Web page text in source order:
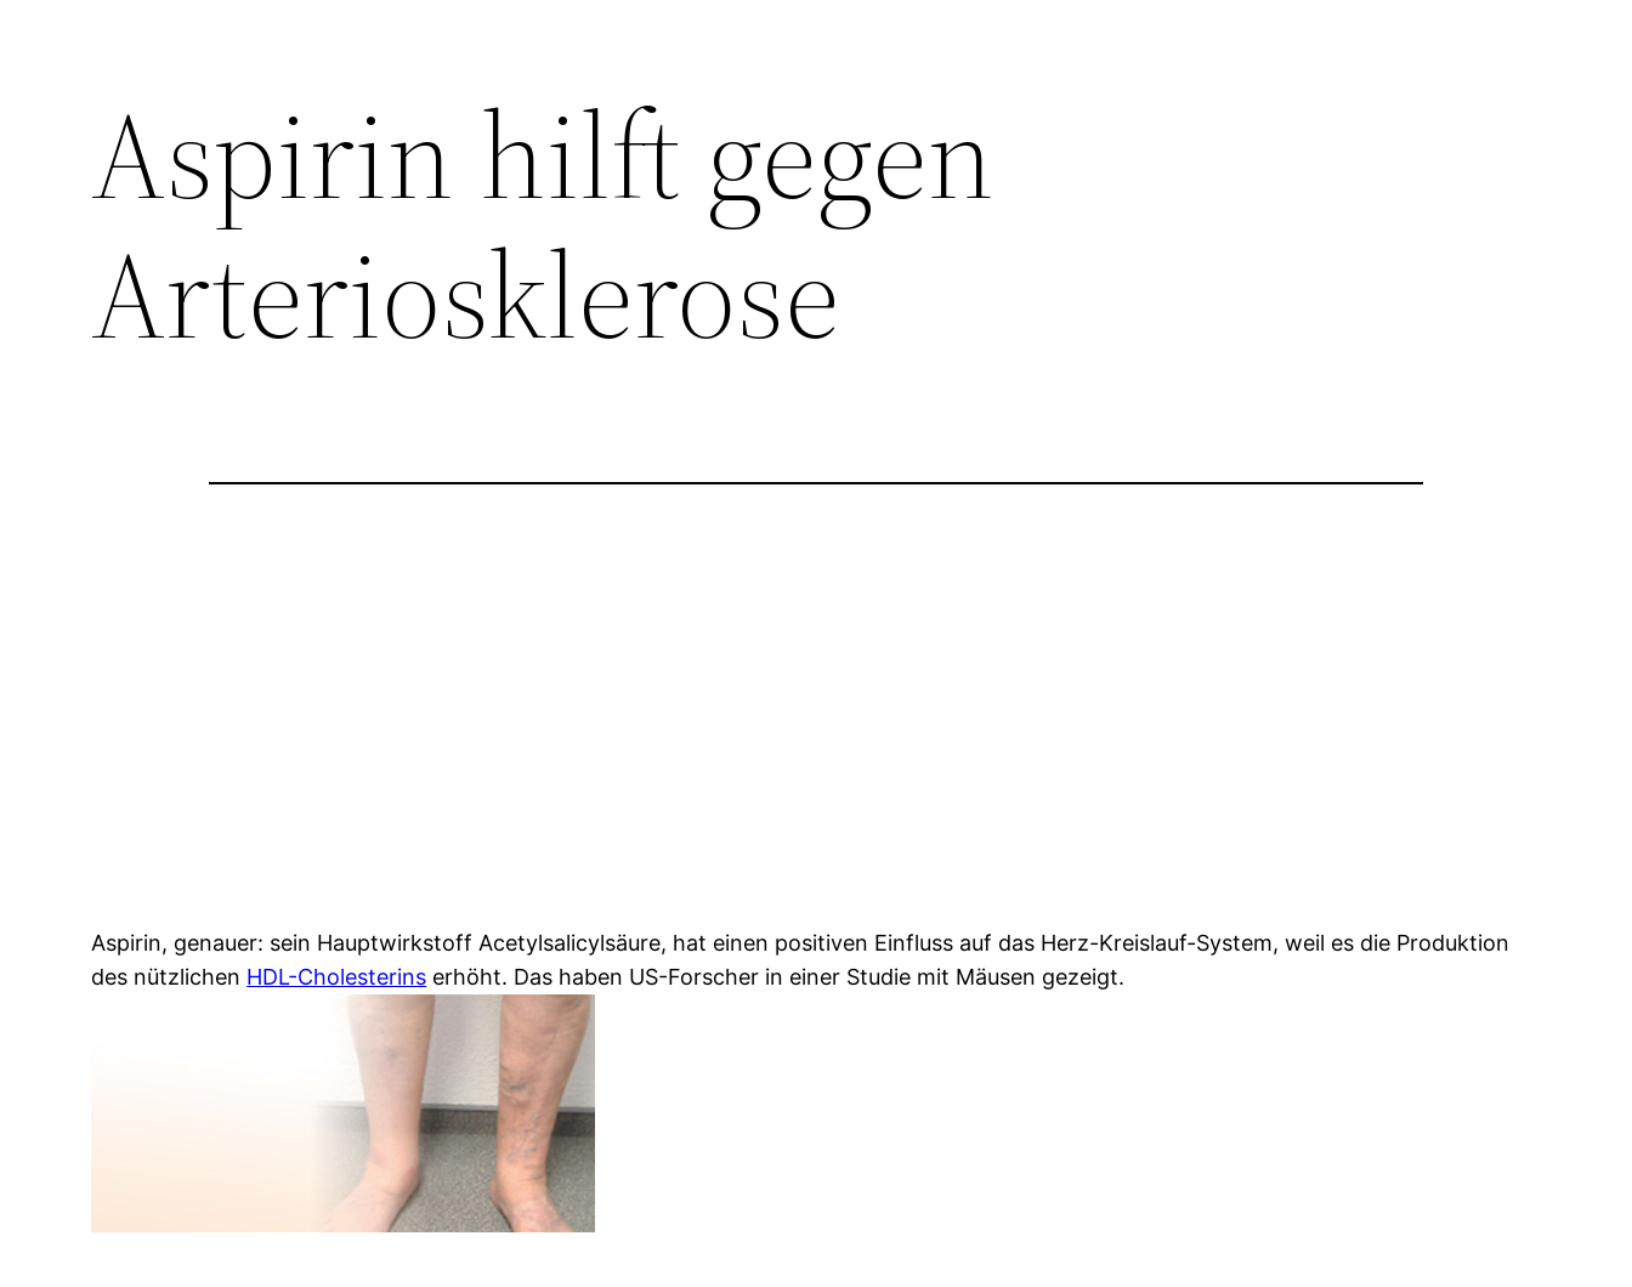
Aspirin hilft gegen
Arteriosklerose
Aspirin, genauer: sein Hauptwirkstoff Acetylsalicylsäure, hat einen positiven Einfluss auf das Herz-Kreislauf-System, weil es die Produktion
des nützlichen HDL-Cholesterins erhöht. Das haben US-Forscher in einer Studie mit Mäusen gezeigt.